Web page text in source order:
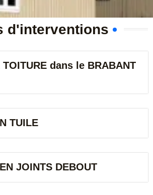
d'interventions
TOITURE dans le BRABANT
TUILE
JOINTS DEBOUT